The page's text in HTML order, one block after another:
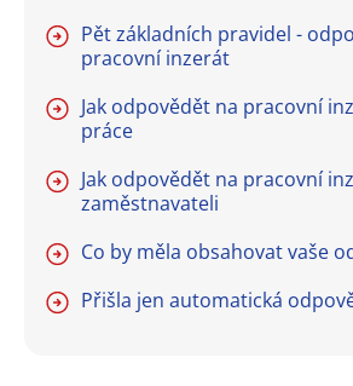
Pět základních pravidel -
pracovní inzerát
Jak odpovědět na pracovní
práce
Jak odpovědět na pracovní
zaměstnavateli
Co by měla obsahovat vaše
Přišla jen automatická